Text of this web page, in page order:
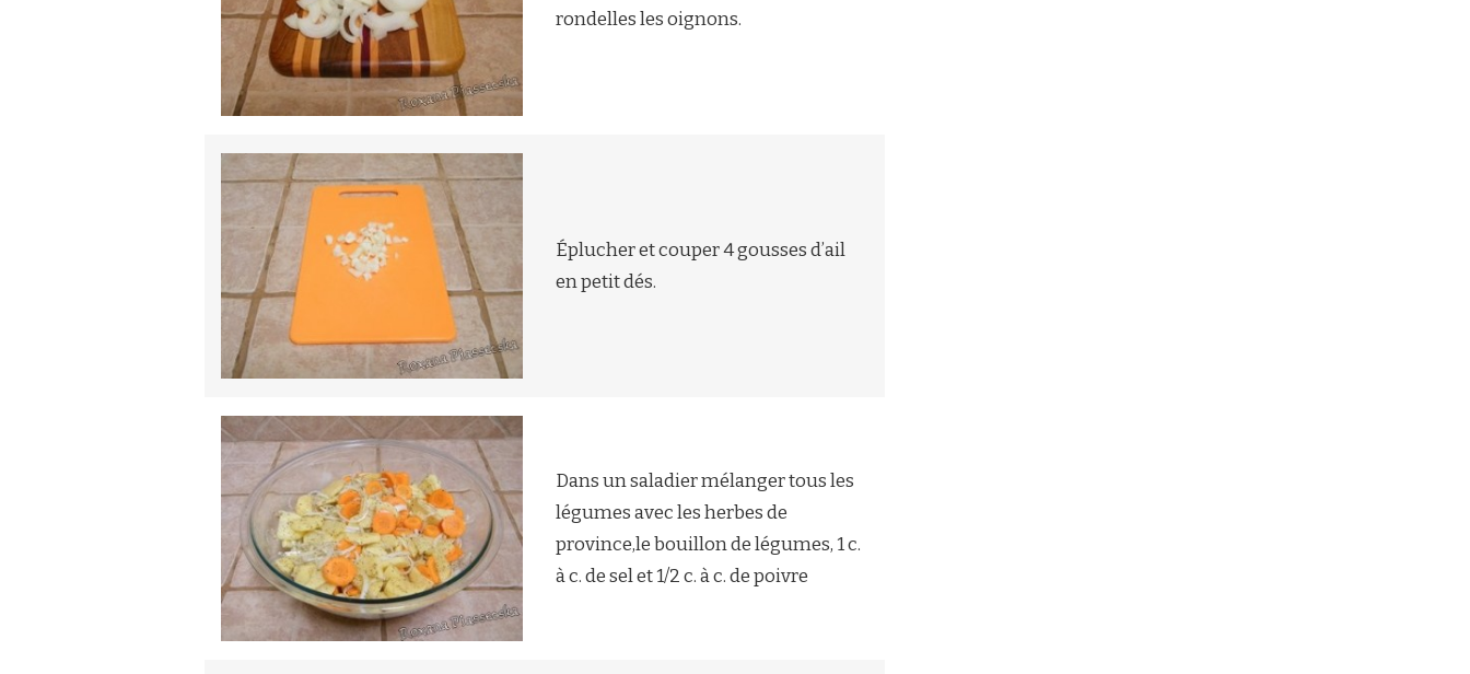
rondelles les oignons.
Éplucher et couper 4 gousses d’ail
en petit dés.
Dans un saladier mélanger tous les
légumes avec les herbes de
province,le bouillon de légumes, 1 c.
à c. de sel et 1/2 c. à c. de poivre